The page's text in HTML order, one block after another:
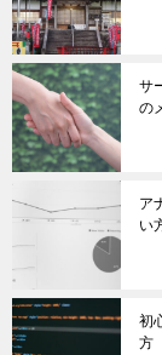
サ
の
ア
い
初
方